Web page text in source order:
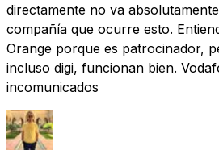
directamente no va
compañía que ocurre esto.
Orange porque es patrocinador,
incluso digi, funcionan bien.
incomunicados